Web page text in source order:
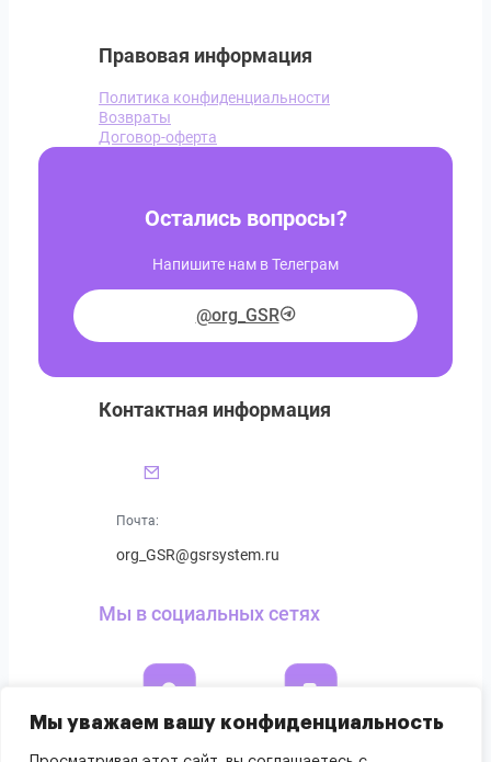
Мы уважаем вашу конфиденциальность
Правовая информация
Политика конфиденциальности
Возвраты
Договор-оферта
Остались вопросы?
Напишите нам в Телеграм
@org_GSR
Контактная информация
Почта:
org_GSR@gsrsystem.ru
Мы в социальных сетях